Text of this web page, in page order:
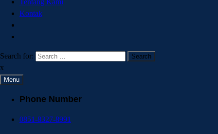
Tentang Kami
Kontak
Search for:
x
Menu
Phone Number
0851-8327-8991